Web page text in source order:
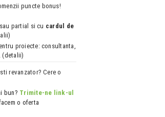
puncte bonus!
partial si cu cardul de
proiecte: consultanta,
(detalii)
revanzator? Cere o
bun? Trimite-ne link-ul
o oferta